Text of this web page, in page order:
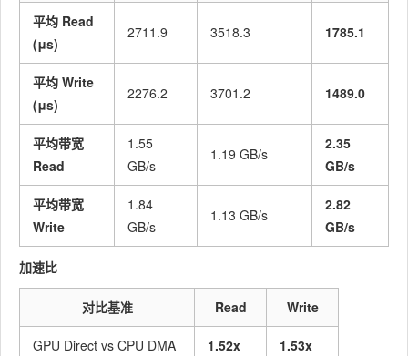
平均 Read
(μs)
2711.9 3518.3 1785.1
平均 Write
(μs)
2276.2 3701.2 1489.0
平均带宽
Read
1.55
GB/s
1.19 GB/s
2.35
GB/s
平均带宽
Write
1.84
GB/s
1.13 GB/s
2.82
GB/s
加速比
对比基准 Read Write
GPU Direct vs CPU DMA 1.52x 1.53x